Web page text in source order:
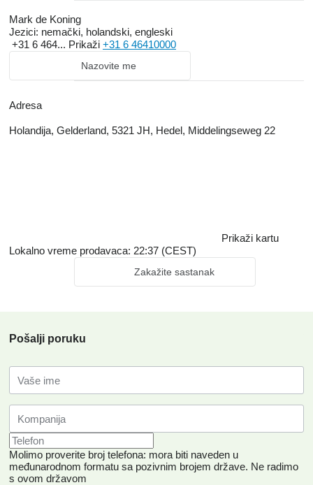
Mark de Koning
Jezici: nemački, holandski, engleski
+31 6 464... Prikaži +31 6 46410000
Nazovite me
Adresa
Holandija, Gelderland, 5321 JH, Hedel, Middelingseweg 22
Prikaži kartu
Lokalno vreme prodavaca: 22:37 (CEST)
Zakažite sastanak
Pošalji poruku
Molimo proverite broj telefona: mora biti naveden u
međunarodnom formatu sa pozivnim brojem države. Ne radimo
s ovom državom